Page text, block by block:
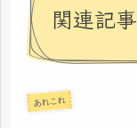
関連記事
あれこれ